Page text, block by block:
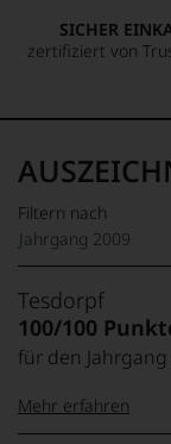
SICHER
zertifiziert von
Filtern nach
Jahrgang 2009
Tesdorpf
100/100
für den Jahrgang
Mehr erfahren